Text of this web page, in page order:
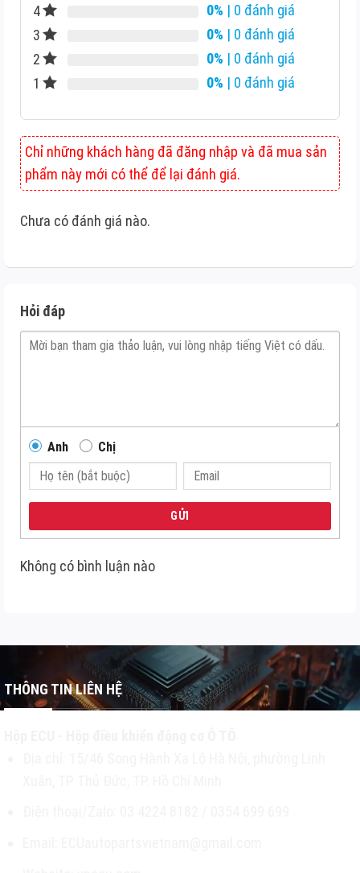
4 0% | 0 đánh giá
3
0% | 0 đánh giá
2
0% | 0 đánh giá
1
0% | 0 đánh giá
Chỉ những khách hàng đã đăng nhập và đã mua sản
phẩm này mới có thể để lại đánh giá.
Chưa có đánh giá nào.
Hỏi đáp
Anh Chị
GỬI
Không có bình luận nào
THÔNG TIN LIÊN HỆ